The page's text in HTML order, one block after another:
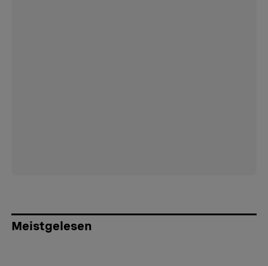
Meistgelesen